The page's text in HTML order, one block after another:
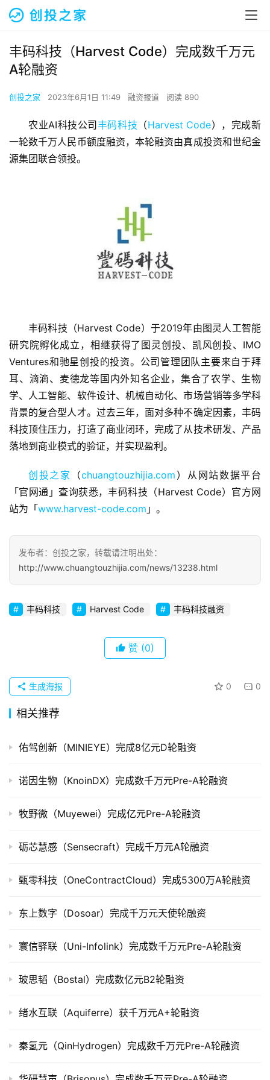
首
页
融
资
报
道
商
业
观
初
业
布
并
重
上
投
据
创
学
院
投稿
丰码科技（Harvest Code）完成数千万元
A轮融资
创投之家 2023年6月1日 11:49 融资报道 阅读 890
农业AI科技公司 丰码科技 （Harvest Code），完成新
一轮数千万人民币额度融资，本轮融资由真成投资和世纪金
源集团联合领投。
丰码科技（Harvest Code）于2019年由图灵人工智能
研究院孵化成立，相继获得了图灵创投、凯风创投、IMO
Ventures和驰星创投的投资。公司管理团队主要来自于拜
耳、滴滴、麦德龙等国内外知名企业，集合了农学、生物
学、人工智能、软件设计、机械自动化、市场营销等多学科
背景的复合型人才。过去三年，面对多种不确定因素，丰码
科技顶住压力，打造了商业闭环，完成了从技术研发、产品
落地到商业模式的验证，并实现盈利。
创投之家 （chuangtouzhijia.com ）从网站数据平台
「官网通」查询获悉，丰码科技（Harvest Code）官方网
站为「www.harvest-code.com 」。
发布者：创投之家，转载请注明出处：
http://www.chuangtouzhijia.com/news/13238.html
丰码科技 Harvest Code 丰码科技融资
赞 (0)
0 0
生成海报
相关推荐
佑驾创新（MINIEYE）完成8亿元D轮融资
诺因生物（KnoinDX）完成数千万元Pre-A轮融资
牧野微（Muyewei）完成亿元Pre-A轮融资
砺芯慧感（Sensecraft）完成千万元A轮融资
甄零科技（OneContractCloud）完成5300万A轮融资
东上数字（Dosoar）完成千万元天使轮融资
寰信驿联（Uni-Infolink）完成数千万元Pre-A轮融资
玻思韬（Bostal）完成数亿元B2轮融资
绪水互联（Aquiferre）获千万元A+轮融资
秦氢元（QinHydrogen）完成数千万元Pre-A轮融资